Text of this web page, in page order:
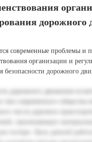
дорожного
современные проблемы и
организации и
безопасности дорожного